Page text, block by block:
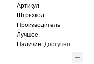
Артикул
Штрихкод
Производитель
Лучшее
Наличие: Доступно